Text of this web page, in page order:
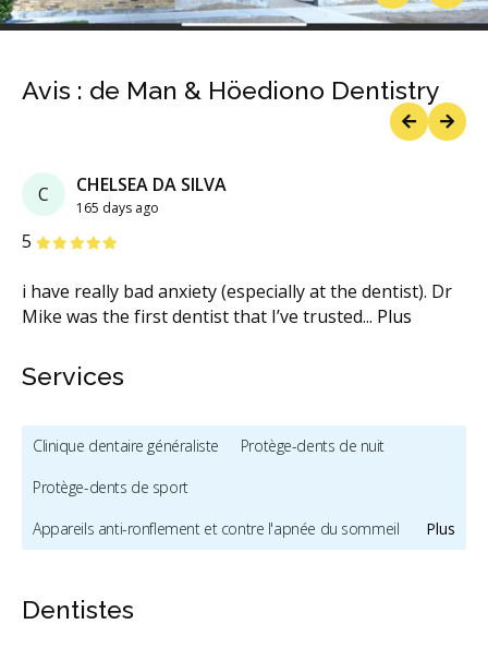
PreviousNext
Avis : de Man & Höediono Dentistry
C CHELSEA DA SILVA
165 days ago
5 étoiles
i have really bad anxiety (especially at the dentist). Dr
Mike was the first dentist that I’ve trusted... Plus
étoiles
étoiles
étoiles
étoiles
Services
Plus
Clinique dentaire généraliste
Protège-dents de nuit
Protège-dents de sport
Appareils anti-ronflement et contre l'apnée du sommeil
Mordançage
Dentistes